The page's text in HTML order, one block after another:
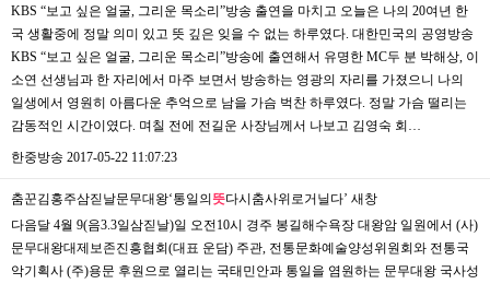
KBS “보고 싶은 얼굴, 그리운 목소리”방송 출연을 마치고 오늘은 나의 20여년 한
국 생활중에 정말 의미 있고 뜻 깊은 잊을 수 없는 하루였다. 대한민국의 공영방송
KBS “보고 싶은 얼굴, 그리운 목소리”방송에 출연해서 유명한 MC두 분 박해상, 이
소연 선생님과 한 자리에서 마주 보면서 방송하는 영광의 자리를 가졌으니 나의
일생에서 영원히 아름다운 추억으로 남을 가슴 벅찬 하루였다. 정말 가슴 떨리는
감동적인 시간이였다. 며칠 전에 전길운 사장님께서 나보고 김영숙 회…
한중방송 2017-05-22 11:07:23
춤꾼김홍주삼짇날문무대왕‘통일의뜻다시춤사위로거닐다’ 새창
다음달 4월 9(음3.3일삼짇날)일 오전10시 경주 봉길해수욕장 대왕암 일원에서 (사)
문무대왕대제보존진흥협회(대표 운담) 주관, 전통문화예술양성위원회와 전통국
악기획사 (주)용문 후원으로 열리는 국태민안과 통일을 염원하는 문무대왕 국사성